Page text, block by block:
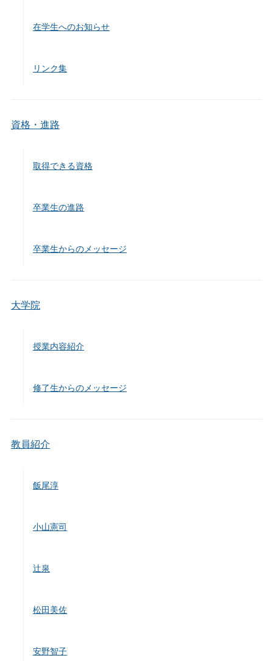
在学生へのお知らせ
リンク集
資格・進路
取得できる資格
卒業生の進路
卒業生からのメッセージ
大学院
授業内容紹介
修了生からのメッセージ
教員紹介
飯尾淳
小山憲司
辻泉
松田美佐
安野智子